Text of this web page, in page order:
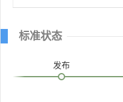
标准状态
发布